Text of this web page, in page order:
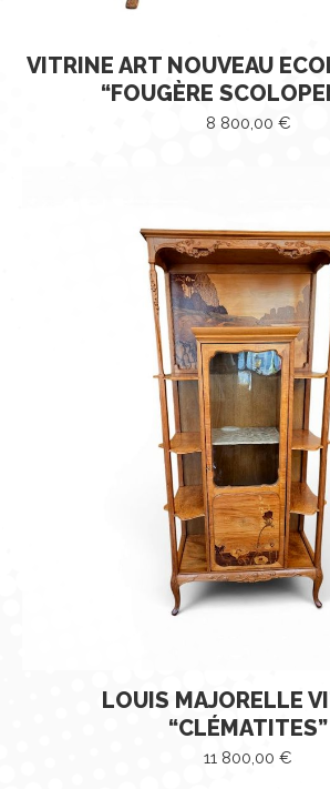
VITRINE ART NOUVEAU
“FOUGÈRE
8 800,00 €
LOUIS MAJORELLE
“CLÉMATITES”
11 800,00 €